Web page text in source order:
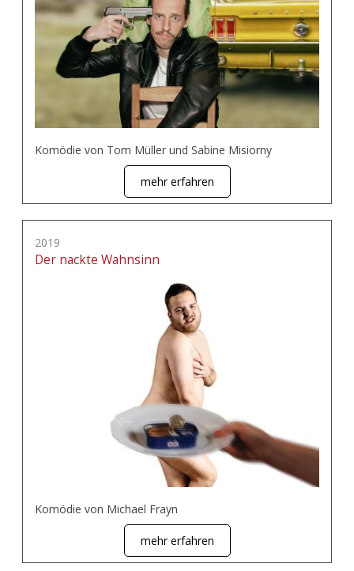
Komödie von Tom Müller und Sabine Misiorny
mehr erfahren
2019
Der nackte Wahnsinn
Komödie von Michael Frayn
mehr erfahren